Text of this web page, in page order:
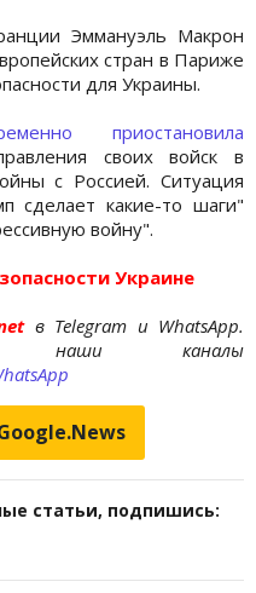
Эммануэль Макрон
стран в Париже
для Украины.
приостановила
своих войск в
с Россией. Ситуация
сделает какие-то шаги"
войну".
Украине
в Telegram и WhatsApp.
наши каналы
статьи, подпишись: